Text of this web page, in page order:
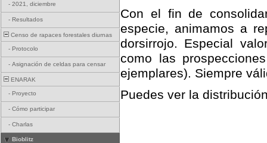
- 2021, diciembre
- Resultados
Censo de rapaces forestales diurnas
- Protocolo
- Asignación de celdas para censar
ENARAK
- Proyecto
- Cómo participar
- Charlas
Bioblitz
Con el fin de
especie, animamos a
dorsirrojo. Especial
como las
ejemplares). Siempre
Puedes ver la